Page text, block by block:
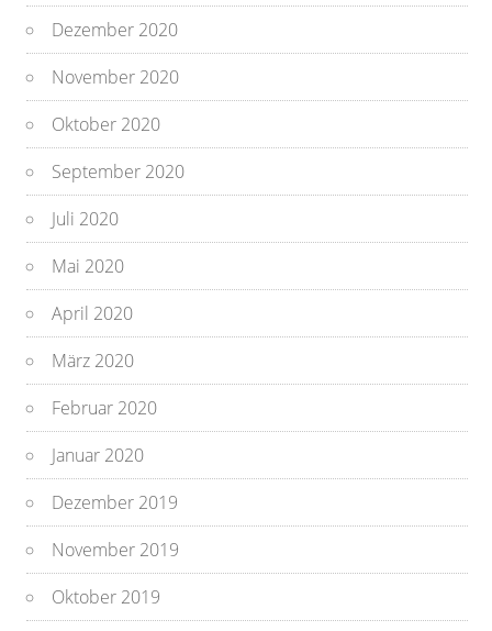
Dezember 2020
November 2020
Oktober 2020
September 2020
Juli 2020
Mai 2020
April 2020
März 2020
Februar 2020
Januar 2020
Dezember 2019
November 2019
Oktober 2019